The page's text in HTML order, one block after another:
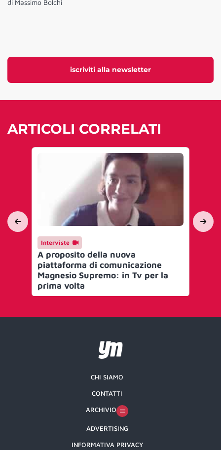
iscriviti alla newsletter
di Massimo Bolchi
ARTICOLI CORRELATI
Interviste
A proposito della nuova
piattaforma di comunicazione
Magnesio Supremo: in Tv per la
prima volta
CHI SIAMO
CONTATTI
ARCHIVIO
ADVERTISING
INFORMATIVA PRIVACY